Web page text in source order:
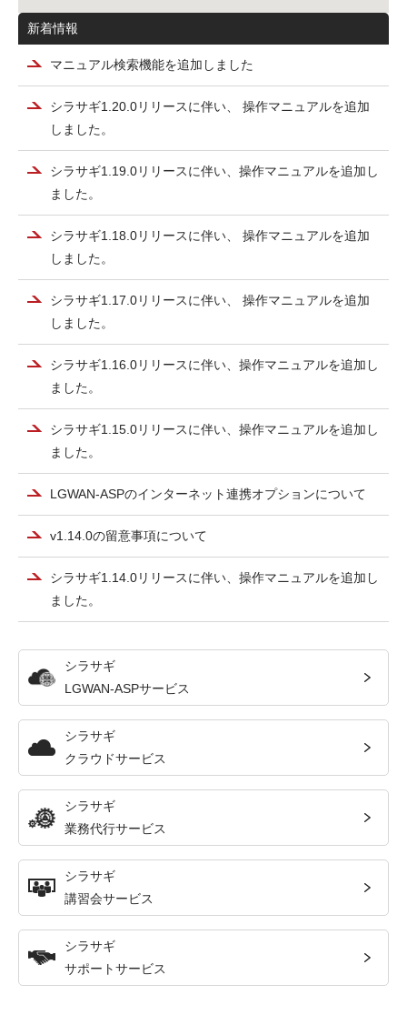
新着情報
マニュアル検索機能を追加しました
シラサギ1.20.0リリースに伴い、 操作マニュアルを追加
しました。
シラサギ1.19.0リリースに伴い、操作マニュアルを追加し
ました。
シラサギ1.18.0リリースに伴い、 操作マニュアルを追加
しました。
シラサギ1.17.0リリースに伴い、 操作マニュアルを追加
しました。
シラサギ1.16.0リリースに伴い、操作マニュアルを追加し
ました。
シラサギ1.15.0リリースに伴い、操作マニュアルを追加し
ました。
LGWAN-ASPのインターネット連携オプションについて
v1.14.0の留意事項について
シラサギ1.14.0リリースに伴い、操作マニュアルを追加し
ました。
シラサギ
LGWAN-ASPサービス
シラサギ
クラウドサービス
シラサギ
業務代行サービス
シラサギ
講習会サービス
シラサギ
サポートサービス